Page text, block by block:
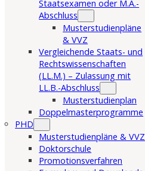
Staatsexamen oder M.A.-
Abschluss
Musterstudienpläne
& VVZ
Vergleichende Staats- und
Rechtswissenschaften
(LL.M.) – Zulassung mit
LL.B.-Abschluss
Musterstudienplan
Doppelmasterprogramme
PHD
Musterstudienpläne & VVZ
Doktorschule
Promotionsverfahren